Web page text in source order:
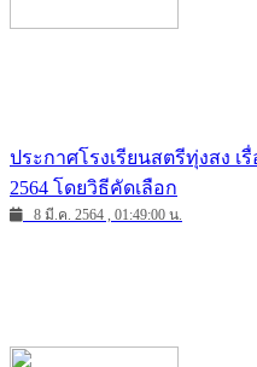
ประกาศโรงเรียนสตรีทุ่งสง
2564 โดยวิธีคัดเลือก
8 มี.ค. 2564 , 01:49:00 น.